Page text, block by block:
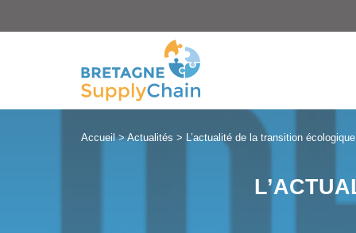
Accueil>Actualités > L’actualité de la transition